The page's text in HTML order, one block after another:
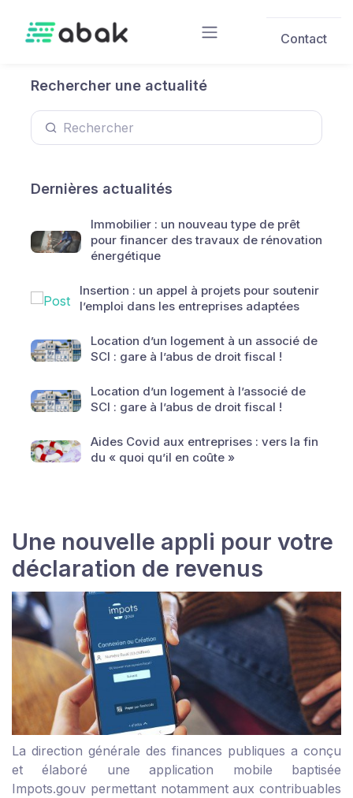
Contact
Rechercher une actualité
Dernières actualités
Immobilier : un nouveau type de prêt
pour financer des travaux de rénovation
énergétique
Insertion : un appel à projets pour soutenir
l’emploi dans les entreprises adaptées
Location d’un logement à un associé de
SCI : gare à l’abus de droit fiscal !
Location d’un logement à l’associé de
SCI : gare à l’abus de droit fiscal !
Aides Covid aux entreprises : vers la fin
du « quoi qu’il en coûte »
Une nouvelle appli pour votre
déclaration de revenus
La direction générale des finances publiques a conçu
et élaboré une application mobile baptisée
Impots.gouv permettant notamment aux contribuables